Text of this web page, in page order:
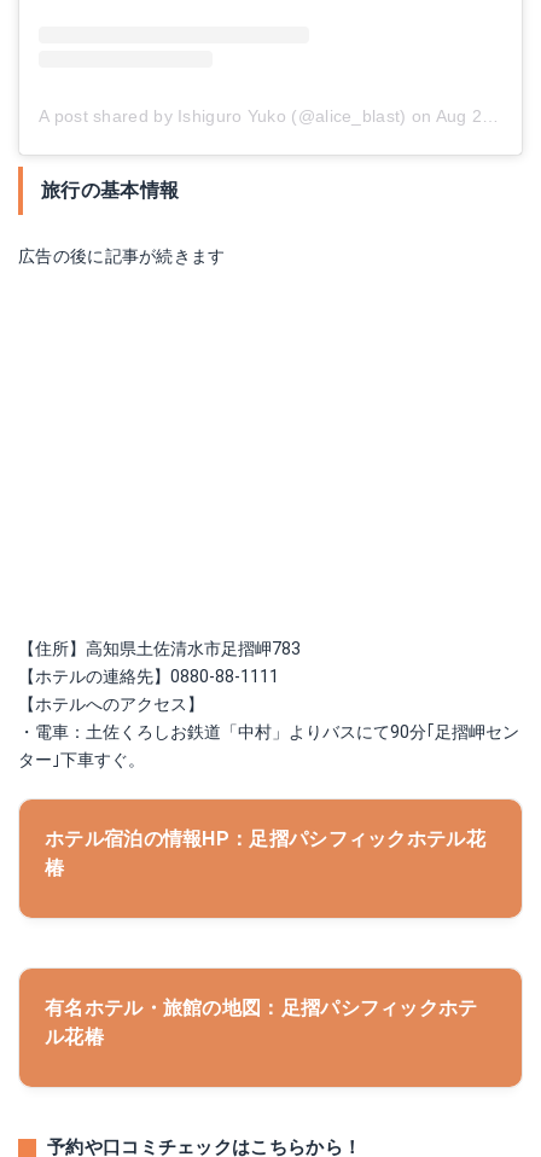
A post shared by Ishiguro Yuko (@alice_blast) on Aug 25, 2018 at 4:45am PDT
旅行の基本情報
広告の後に記事が続きます
【住所】高知県土佐清水市足摺岬783
【ホテルの連絡先】0880-88-1111
【ホテルへのアクセス】
・電車：土佐くろしお鉄道「中村」よりバスにて90分｢足摺岬セン
ター｣下車すぐ。
ホテル宿泊の情報HP：足摺パシフィックホテル花
椿
有名ホテル・旅館の地図：足摺パシフィックホテ
ル花椿
予約や口コミチェックはこちらから！